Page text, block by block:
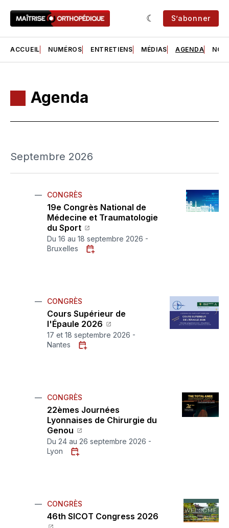
S’abonner
ACCUEIL NUMÉROS ENTRETIENS MÉDIAS AGENDA NOS
Agenda
Septembre 2026
CONGRÈS
19e Congrès National de
Médecine et Traumatologie
du Sport
Du 16 au 18 septembre 2026 -
Bruxelles
CONGRÈS
Cours Supérieur de
l'Épaule 2026
17 et 18 septembre 2026 -
Nantes
CONGRÈS
22èmes Journées
Lyonnaises de Chirurgie du
Genou
Du 24 au 26 septembre 2026 -
Lyon
CONGRÈS
46th SICOT Congress 2026